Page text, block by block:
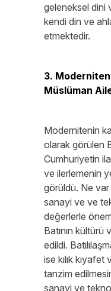
geleneksel dini
kendi din ve
etmektedir.
3.
Müslüman
Modernitenin
olarak görülen
Cumhuriyetin
ve ilerlemenin
görüldü. Ne var
sanayi ve ve
değerlerle
Batının kültürü
edildi.
ise kılık kıyafet
tanzim
sanayi ve